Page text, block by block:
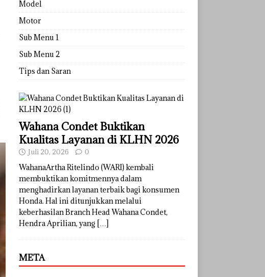
Model
Motor
Sub Menu 1
Sub Menu 2
Tips dan Saran
Wahana Condet Buktikan
Kualitas Layanan di KLHN 2026
Juli 20, 2026 0
WahanaArtha Ritelindo (WARI) kembali
membuktikan komitmennya dalam
menghadirkan layanan terbaik bagi konsumen
Honda. Hal ini ditunjukkan melalui
keberhasilan Branch Head Wahana Condet,
Hendra Aprilian, yang […]
META